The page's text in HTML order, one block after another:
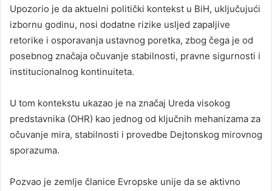
Upozorio je da aktuelni politički kontekst u BiH, uključujući
izbornu godinu, nosi dodatne rizike usljed zapaljive
retorike i osporavanja ustavnog poretka, zbog čega je od
posebnog značaja očuvanje stabilnosti, pravne sigurnosti i
institucionalnog kontinuiteta.
U tom kontekstu ukazao je na značaj Ureda visokog
predstavnika (OHR) kao jednog od ključnih mehanizama za
očuvanje mira, stabilnosti i provedbe Dejtonskog mirovnog
sporazuma.
Pozvao je zemlje članice Evropske unije da se aktivno